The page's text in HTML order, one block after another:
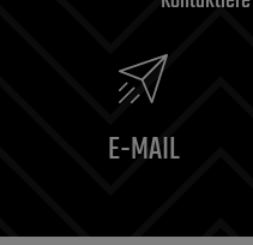
E-MAIL